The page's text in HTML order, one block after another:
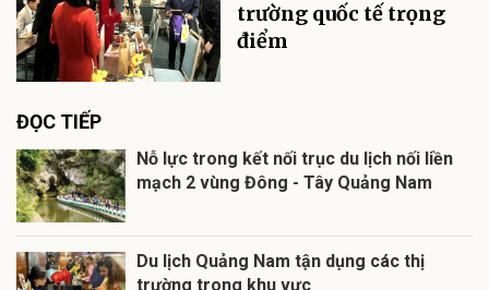
trường quốc tế trọng
điểm
ĐỌC TIẾP
Nỗ lực trong kết nối trục du lịch nối liền
mạch 2 vùng Đông - Tây Quảng Nam
Du lịch Quảng Nam tận dụng các thị
trường trong khu vực